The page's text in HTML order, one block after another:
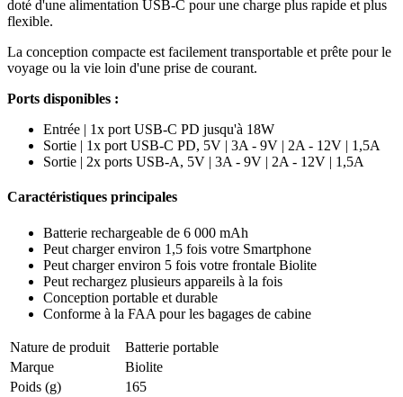
doté d'une alimentation USB-C pour une charge plus rapide et plus
flexible.
La conception compacte est facilement transportable et prête pour le
voyage ou la vie loin d'une prise de courant.
Ports disponibles :
Entrée | 1x port USB-C PD jusqu'à 18W
Sortie | 1x port USB-C PD, 5V | 3A - 9V | 2A - 12V | 1,5A
Sortie | 2x ports USB-A, 5V | 3A - 9V | 2A - 12V | 1,5A
Caractéristiques principales
Batterie rechargeable de 6 000 mAh
Peut charger environ 1,5 fois votre Smartphone
Peut charger environ 5 fois votre frontale Biolite
Peut rechargez plusieurs appareils à la fois
Conception portable et durable
Conforme à la FAA pour les bagages de cabine
Nature de produit
Batterie portable
Marque
Biolite
Poids (g)
165